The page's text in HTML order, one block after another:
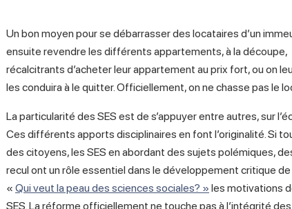
Un bon moyen pour se débarrasser des locataires d’un
ensuite revendre les différents appartements, à la découpe,
récalcitrants d’acheter leur appartement au prix fort, ou on
les conduira à le quitter. Officiellement, on ne chasse pas le
La particularité des SES est de s’appuyer entre autres, sur
Ces différents apports disciplinaires en font l’originalité. Si
des citoyens, les SES en abordant des sujets polémiques,
recul ont un rôle essentiel dans le développement critique
« Qui veut la peau des sciences sociales? » les motivations
SES. La réforme officiellement ne touche pas à l’intégrité